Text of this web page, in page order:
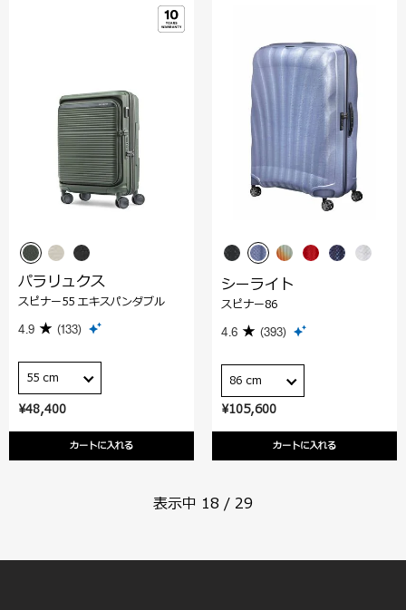
¥48,400
カートに入れる
パラリュクス
スピナー55 エキスパンダブル
4.9 (133)
55 cm
¥105,600
カートに入れる
シーライト
スピナー86
4.6 (393)
86 cm
表示中 18 / 29